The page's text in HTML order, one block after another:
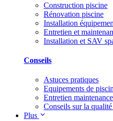
Construction piscine
Rénovation piscine
Installation
Entretien et
Installation et SAV
Conseils
Astuces pratiques
Equipements de
Entretien maintenance
Conseils sur la
Plus